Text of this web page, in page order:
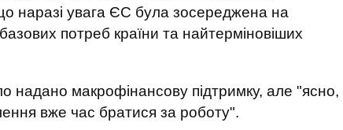
наразі увага ЄС була зосереджена на
потреб країни та найтерміновіших
надано макрофінансову підтримку, але "ясно,
вже час братися за роботу".